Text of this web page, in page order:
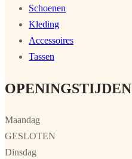
Schoenen
Kleding
Accessoires
Tassen
OPENINGSTIJDEN
Maandag
GESLOTEN
Dinsdag